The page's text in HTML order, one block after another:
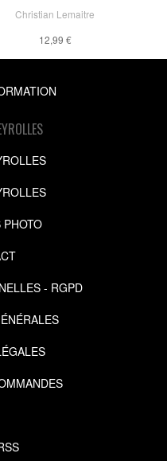
Christian Lemaitre
12,99 €
- RGPD